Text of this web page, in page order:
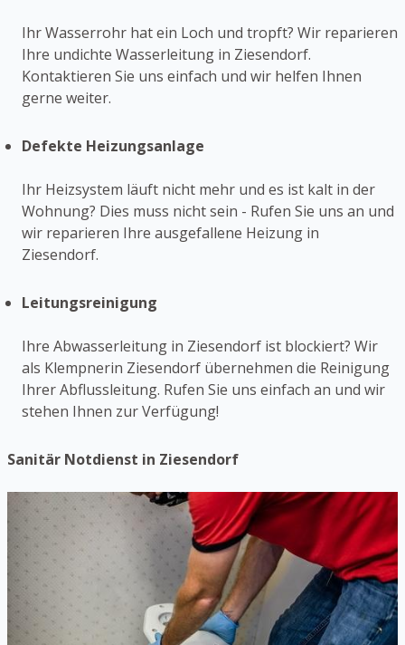
Ihr Wasserrohr hat ein Loch und tropft? Wir reparieren
Ihre undichte Wasserleitung in Ziesendorf.
Kontaktieren Sie uns einfach und wir helfen Ihnen
gerne weiter.
Defekte Heizungsanlage
Ihr Heizsystem läuft nicht mehr und es ist kalt in der
Wohnung? Dies muss nicht sein - Rufen Sie uns an und
wir reparieren Ihre ausgefallene Heizung in
Ziesendorf.
Leitungsreinigung
Ihre Abwasserleitung in Ziesendorf ist blockiert? Wir
als Klempnerin Ziesendorf übernehmen die Reinigung
Ihrer Abflussleitung. Rufen Sie uns einfach an und wir
stehen Ihnen zur Verfügung!
Sanitär Notdienst in Ziesendorf